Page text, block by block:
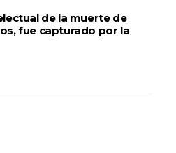
de la muerte de
fue capturado por la